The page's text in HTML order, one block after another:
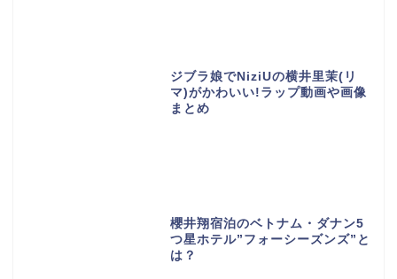
ジブラ娘でNiziUの横井里茉(リ
マ)がかわいい!ラップ動画や画像
まとめ
櫻井翔宿泊のベトナム・ダナン5
つ星ホテル”フォーシーズンズ”と
は？